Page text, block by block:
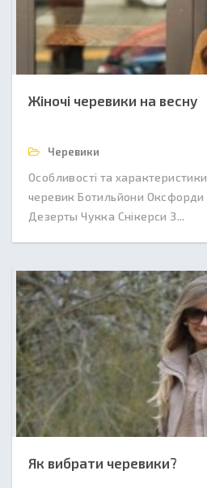
Жіночі черевики на весну
Черевики
Особливості та
черевик Ботильйони
Дезерты Чукка Снікерси З...
Як вибрати черевики?